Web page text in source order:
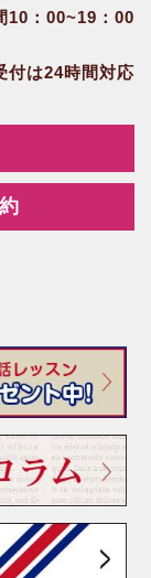
10：00~19：00
付は24時間対応